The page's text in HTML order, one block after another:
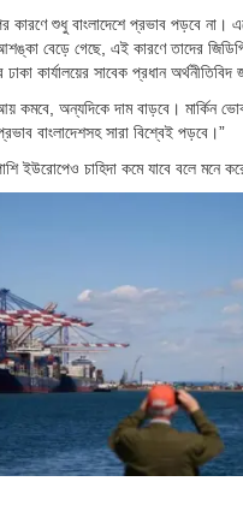
শুধু বাংলাদেশে প্রভাব পড়বে না।
বেড়ে গেছে, এই কারণে তাদের
ঢাকা কার্যালয়ের সাবেক প্রধান অর্থনীতিবিদ
কমবে, অন্যদিকে দাম বাড়বে। মার্কিন
বাংলাদেশসহ সারা বিশ্বেই পড়বে।”
ইউরোপেও চাহিদা কমে যাবে বলে মনে